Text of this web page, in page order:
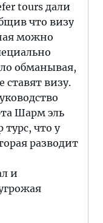
tours дали
что визу
можно
обманывая,
ставят визу.
Шарм эль
что у
разводит
и